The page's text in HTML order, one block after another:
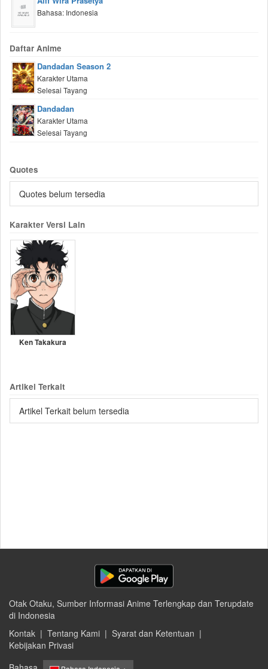
Bahasa: Indonesia
Daftar Anime
Dandadan Season 2
Karakter Utama
Selesai Tayang
Dandadan
Karakter Utama
Selesai Tayang
Quotes
Quotes belum tersedia
Karakter Versi Lain
Ken Takakura
Artikel Terkait
Artikel Terkait belum tersedia
Otak Otaku, Sumber Informasi Anime Terlengkap dan Terupdate
di Indonesia
Kontak | Tentang Kami | Syarat dan Ketentuan |
Kebijakan Privasi